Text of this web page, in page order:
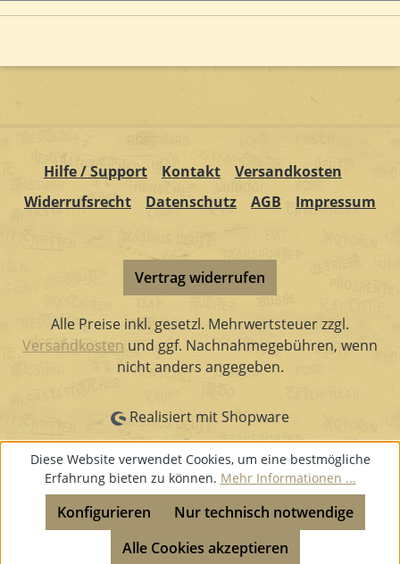
Hilfe / Support Kontakt
Versandkosten
Widerrufsrecht
Datenschutz AGB Impressum
Vertrag widerrufen
Alle Preise inkl. gesetzl. Mehrwertsteuer zzgl.
Versandkosten und ggf. Nachnahmegebühren, wenn
nicht anders angegeben.
Realisiert mit Shopware
Diese Website verwendet Cookies, um eine bestmögliche
Erfahrung bieten zu können. Mehr Informationen ...
Nur technisch notwendige
Konfigurieren
Alle Cookies akzeptieren